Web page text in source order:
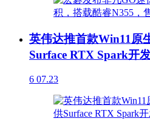
英伟达推首款Win11原
Surface RTX Spark开
6 07.23